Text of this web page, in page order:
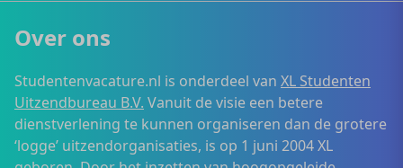
Over ons
Studentenvacature.nl is onderdeel van XL Studenten
Uitzendbureau B.V. Vanuit de visie een betere
dienstverlening te kunnen organiseren dan de grotere
‘logge’ uitzendorganisaties, is op 1 juni 2004 XL